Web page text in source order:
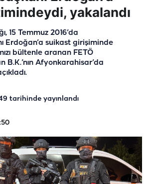
yakalandı
15 Temmuz 2016’da
Erdoğan’a suikast girişiminde
bültenle aranan FETÖ
B.K.’nın Afyonkarahisar’da
tarihinde yayınlandı